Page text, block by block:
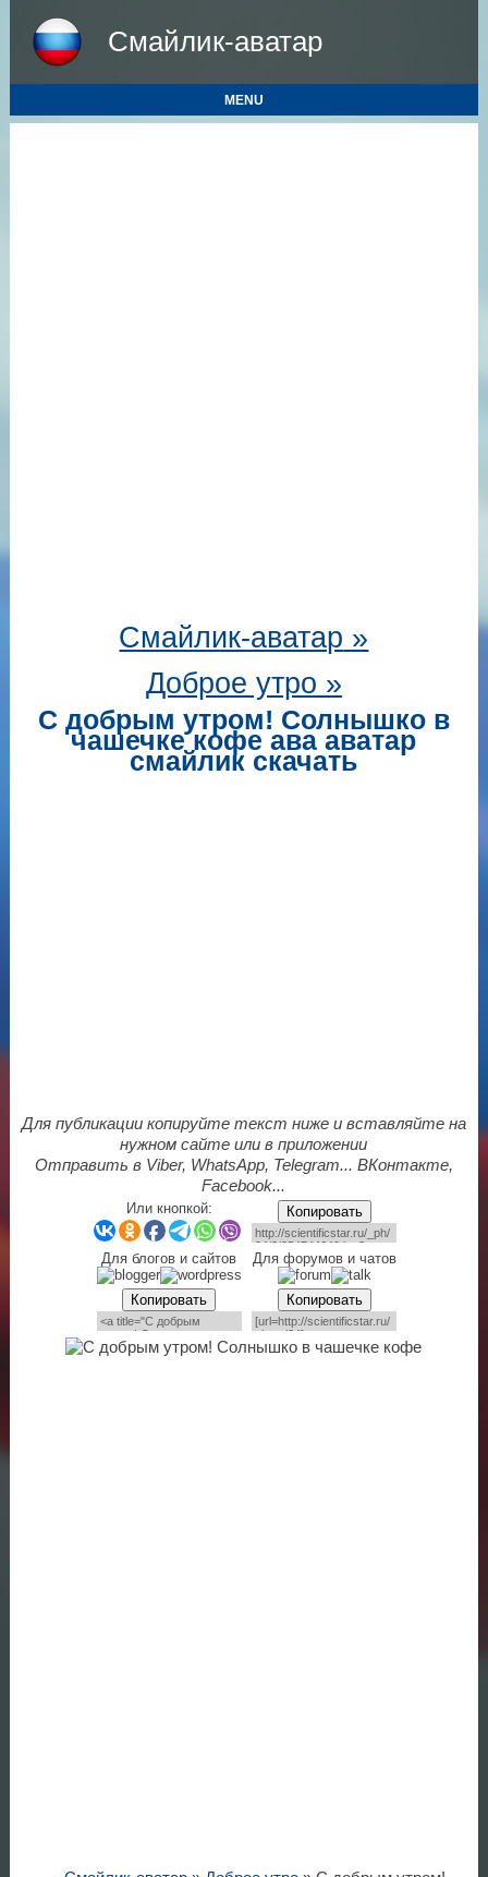
Смайлик-аватар
MENU
Смайлик-аватар »
Доброе утро »
С добрым утром! Солнышко в
чашечке кофе ава аватар
смайлик скачать
Для публикации копируйте текст ниже и вставляйте на
нужном сайте или в приложении
Отправить в Viber, WhatsApp, Telegram... ВКонтакте,
Facebook...
Или кнопкой: Копировать
Для блогов и сайтов Для форумов и чатов
Копировать Копировать